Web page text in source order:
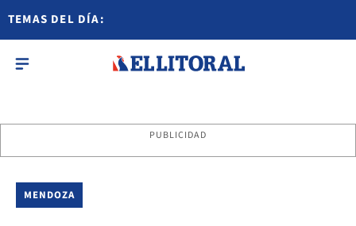
TEMAS DEL DÍA:
PUBLICIDAD
MENDOZA